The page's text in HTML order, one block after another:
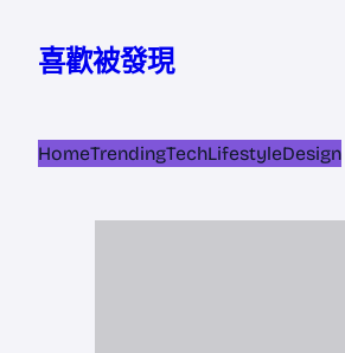
喜歡被發現
HomeTrendingTechLifestyleDesign